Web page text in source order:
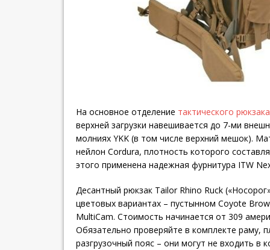
На основное отделение тактического
верхней загрузки навешивается до 7-ми
молниях YKK (в том числе верхний мешок).
нейлон Cordura, плотность которого
этого применена надежная фурнитура ITW
Десантный рюкзак Tailor Rhino Ruck
цветовых вариантах – пустынном Coyote
MultiCam. Стоимость начинается от 309
Обязательно проверяйте в комплекте раму,
разгрузочный пояс – они могут не входить в